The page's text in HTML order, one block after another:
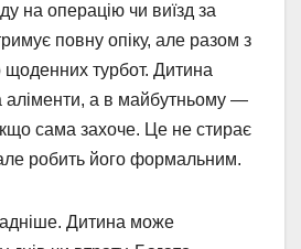
на операцію чи виїзд за
повну опіку, але разом з
турбот. Дитина
аліменти, а в майбутньому —
сама захоче. Це не стирає
робить його формальним.
Дитина може